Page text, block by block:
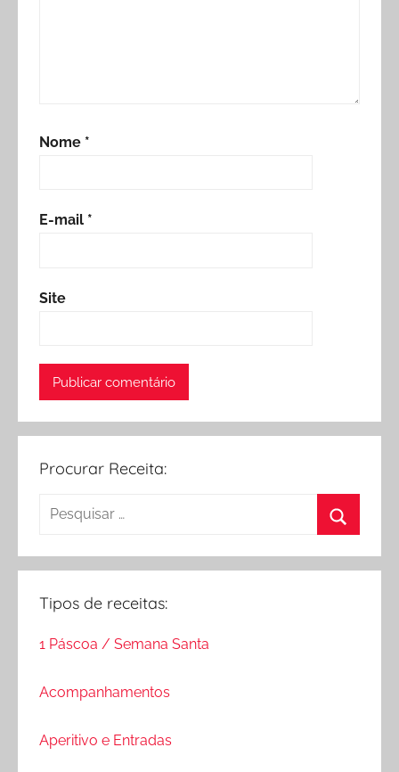
Nome *
E-mail *
Site
Procurar Receita:
Pesquisar
Tipos de receitas:
1 Páscoa / Semana Santa
Acompanhamentos
Aperitivo e Entradas